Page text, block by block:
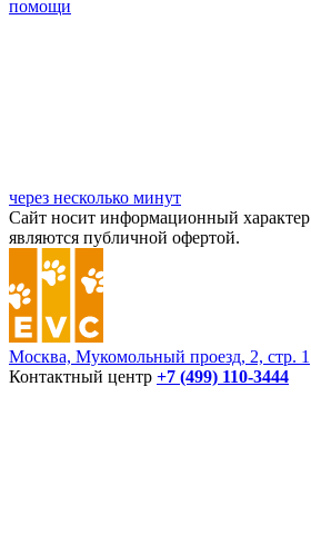
помощи
через несколько минут
Сайт носит информационный
являются публичной офертой.
Москва, Мукомольный проезд, 2, стр. 1
Контактный центр +7 (499) 110-3444